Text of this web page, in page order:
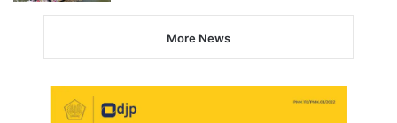
More News